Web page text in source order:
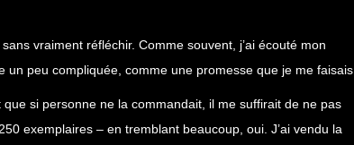
vraiment réfléchir. Comme souvent, j’ai écouté mon
un peu compliquée, comme une promesse que je me faisais.
si personne ne la commandait, il me suffirait de ne pas
exemplaires – en tremblant beaucoup, oui. J’ai vendu la